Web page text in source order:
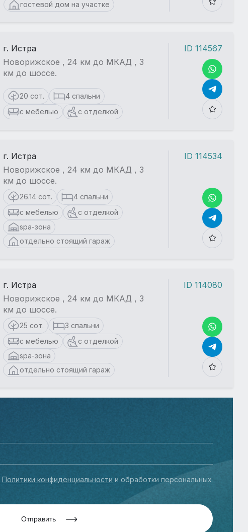
гостевой дом на участке
г. Истра
Новорижское , 24 км до МКАД , 3
км до шоссе.
20 сот.
4 спальни
с мебелью
с отделкой
ID 114567
г. Истра
Новорижское , 24 км до МКАД , 3
км до шоссе.
26.14 сот.
4 спальни
с мебелью
с отделкой
spa-зона
отдельно стоящий гараж
ID 114534
г. Истра
Новорижское , 24 км до МКАД , 3
км до шоссе.
25 сот.
3 спальни
с мебелью
с отделкой
spa-зона
отдельно стоящий гараж
ID 114080
Политики конфиденциальности и обработки персональных
Отправить